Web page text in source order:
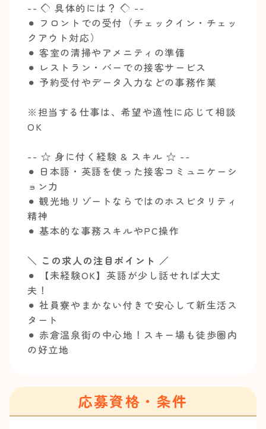
-- ◇ 具体的には？ ◇ --
⚫︎ フロントでの受付（チェックイン・チェッ
クアウト対応）
⚫︎ 客室の清掃やアメニティの準備
⚫︎ レストラン・バーでの接客サービス
⚫︎ 予約受付やデータ入力などの事務作業
※担当する仕事は、希望や適性に応じて相談
OK
-- ☆ 身に付く経験 & スキル ☆ --
⚫︎ 日本語・英語を使った接客コミュニケーシ
ョン力
⚫︎ 観光地リゾートならではのホスピタリティ
精神
⚫︎ 基本的な事務スキルやPC操作
＼ この求人の注目ポイント ／
⚫︎ 【未経験OK】英語が少し話せれば大丈
夫！
⚫︎ 社員寮やまかない付きで安心して新生活ス
タート
⚫︎ 赤倉温泉街の中心地！スキー場も徒歩圏内
の好立地
応募資格・条件